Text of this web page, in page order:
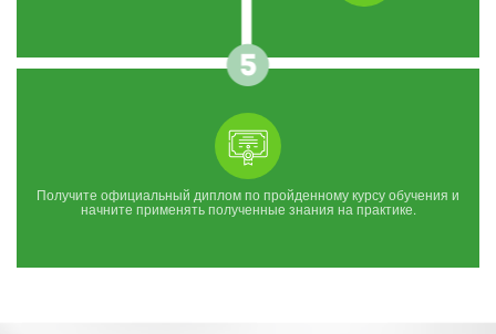
Получите официальный диплом по пройденному курсу обучения и
начните применять полученные знания на практике.